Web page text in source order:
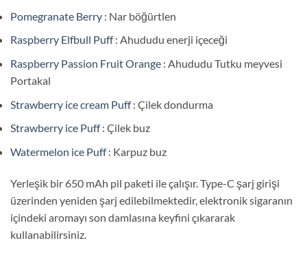
Pomegranate Berry : Nar böğürtlen
Raspberry Elfbull Puff: Ahududu enerji içeceği
Raspberry Passion Fruit Orange : Ahududu Tutku meyvesi
Portakal
Strawberry ice cream Puff: Çilek dondurma
Strawberry ice Puff: Çilek buz
Watermelon ice Puff: Karpuz buz
Yerleşik bir 650 mAh pil paketi ile çalışır. Type-C şarj girişi
üzerinden yeniden şarj edilebilmektedir, elektronik sigaranın
içindeki aromayı son damlasına keyfini çıkararak
kullanabilirsiniz.